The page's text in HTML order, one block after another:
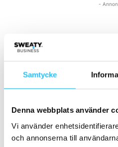
Samtycke
Denna webbplats använder
Vi använder
och annonserna till
-
SENASTE NYTT
Wondr Academy –